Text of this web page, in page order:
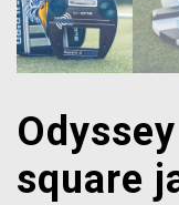
square